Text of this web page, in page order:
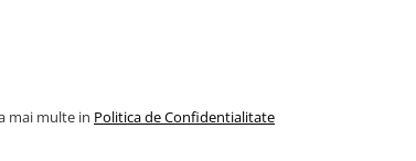
mai multe in Politica de Confidentialitate